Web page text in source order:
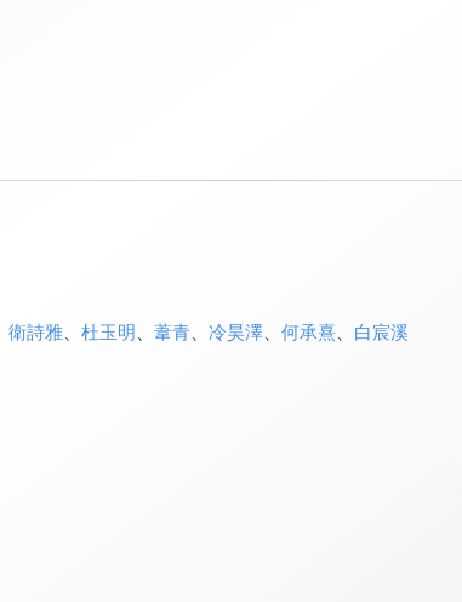
衛詩雅、 杜玉明 葦青、 冷昊澤、 何承熹、 白宸溪